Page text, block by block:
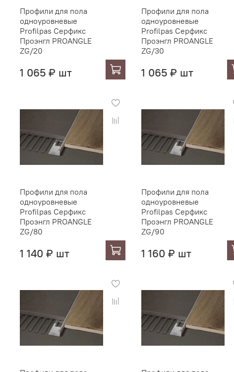
Профили для пола
одноуровневые
Profilpas Серфикс
Проэнгл PROANGLE
ZG/20
1 065 ₽ шт
Профили для пола
одноуровневые
Profilpas Серфикс
Проэнгл PROANGLE
ZG/30
1 065 ₽ шт
Профили для пола
одноуровневые
Profilpas Серфикс
Проэнгл PROANGLE
ZG/80
1 140 ₽ шт
Профили для пола
одноуровневые
Profilpas Серфикс
Проэнгл PROANGLE
ZG/90
1 160 ₽ шт